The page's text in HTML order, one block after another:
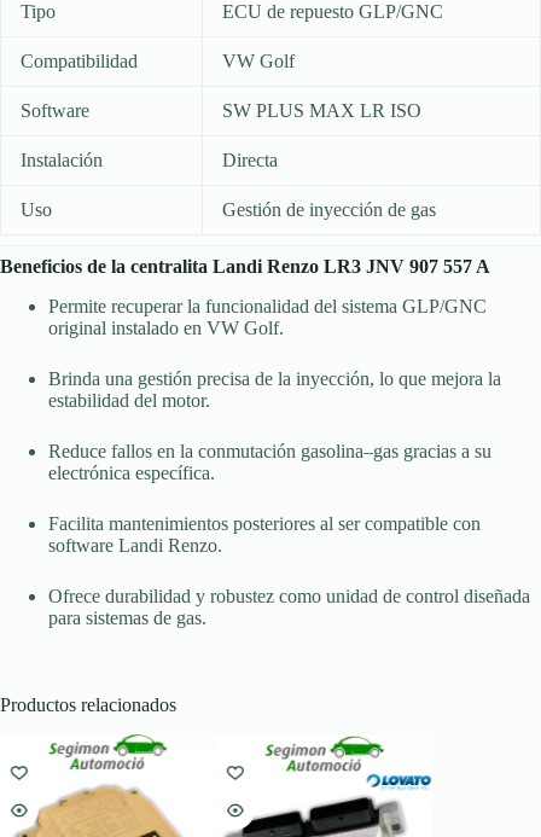
Tipo ECU de repuesto GLP/GNC
Compatibilidad VW Golf
Software SW PLUS MAX LR ISO
Instalación Directa
Uso Gestión de inyección de gas
Beneficios de la centralita Landi Renzo LR3 JNV 907 557 A
Permite recuperar la funcionalidad del sistema GLP/GNC
original instalado en VW Golf.
Brinda una gestión precisa de la inyección, lo que mejora la
estabilidad del motor.
Reduce fallos en la conmutación gasolina–gas gracias a su
electrónica específica.
Facilita mantenimientos posteriores al ser compatible con
software Landi Renzo.
Ofrece durabilidad y robustez como unidad de control diseñada
para sistemas de gas.
Productos relacionados